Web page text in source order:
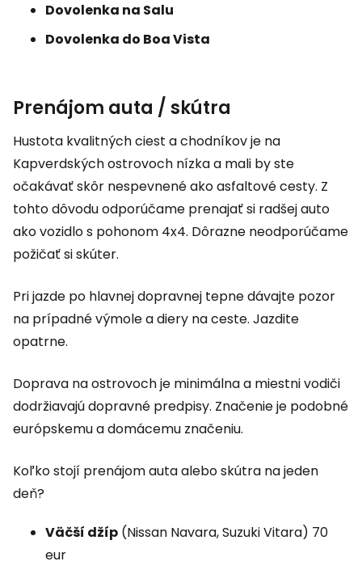
Dovolenka na Salu
Dovolenka do Boa Vista
Prenájom auta / skútra
Hustota kvalitných ciest a chodníkov je na
Kapverdských ostrovoch nízka a mali by ste
očakávať skôr nespevnené ako asfaltové cesty. Z
tohto dôvodu odporúčame prenajať si radšej auto
ako vozidlo s pohonom 4x4. Dôrazne neodporúčame
požičať si skúter.
Pri jazde po hlavnej dopravnej tepne dávajte pozor
na prípadné výmole a diery na ceste. Jazdite
opatrne.
Doprava na ostrovoch je minimálna a miestni vodiči
dodržiavajú dopravné predpisy. Značenie je podobné
európskemu a domácemu značeniu.
Koľko stojí prenájom auta alebo skútra na jeden
deň?
Väčší džíp (Nissan Navara, Suzuki Vitara) 70
eur